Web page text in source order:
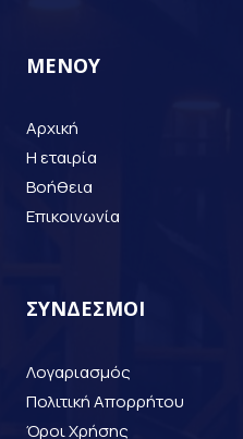
ΜΕΝΟΥ
Αρχική
Η εταιρία
Βοήθεια
Επικοινωνία
ΣΥΝΔΕΣΜΟΙ
Λογαριασμός
Πολιτική Απορρήτου
Όροι Χρήσης